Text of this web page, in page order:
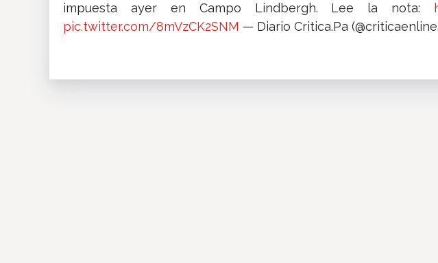
impuesta ayer en Campo Lindbergh. Lee la nota:
pic.twitter.com/8mVzCK2SNM — Diario Critica.Pa